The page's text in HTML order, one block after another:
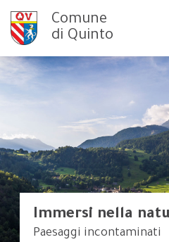
Comune
di Quinto
Immersi nella
Paesaggi incontaminati